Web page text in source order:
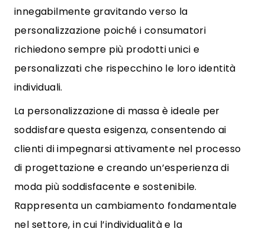
innegabilmente gravitando verso la
personalizzazione poiché i consumatori
richiedono sempre più prodotti unici e
personalizzati che rispecchino le loro identità
individuali.
La personalizzazione di massa è ideale per
soddisfare questa esigenza, consentendo ai
clienti di impegnarsi attivamente nel processo
di progettazione e creando un’esperienza di
moda più soddisfacente e sostenibile.
Rappresenta un cambiamento fondamentale
nel settore, in cui l’individualità e la